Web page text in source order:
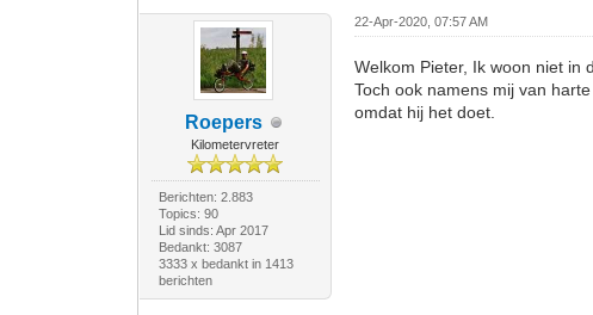
Roepers
Kilometervreter
Berichten: 2.883
Topics: 90
Lid sinds: Apr 2017
Bedankt: 3087
3333 x bedankt in 1413
berichten
22-Apr-2020, 07:57 AM
Welkom Pieter, Ik woon niet in
Toch ook namens mij van
omdat hij het doet.